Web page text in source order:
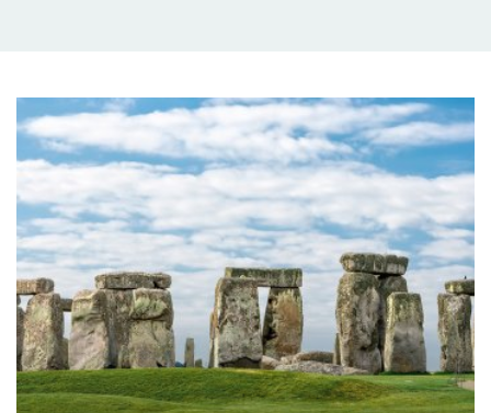
sestavovány s ohledem na bezpečnost a
přizpůsobujeme je věku a potřebám skupiny.